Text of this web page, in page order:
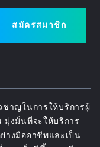
สมัครสมาชิก
ชาญในการให้บริการผู้
มุ่งมั่นที่จะให้บริการ
างมืออาชีพและเป็น